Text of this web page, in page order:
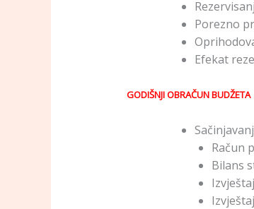
Porezno
Efekat
GODIŠNJI OBRAČUN BUDŽETA
Račun
Bilans